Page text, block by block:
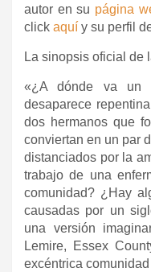
autor en su página
click aquí y su perfil
La sinopsis oficial de
«¿A dónde va un
desaparece
dos hermanos que
conviertan en un par
distanciados por la
trabajo de una
comunidad? ¿Hay
causadas por un
una versión
Lemire, Essex
excéntrica